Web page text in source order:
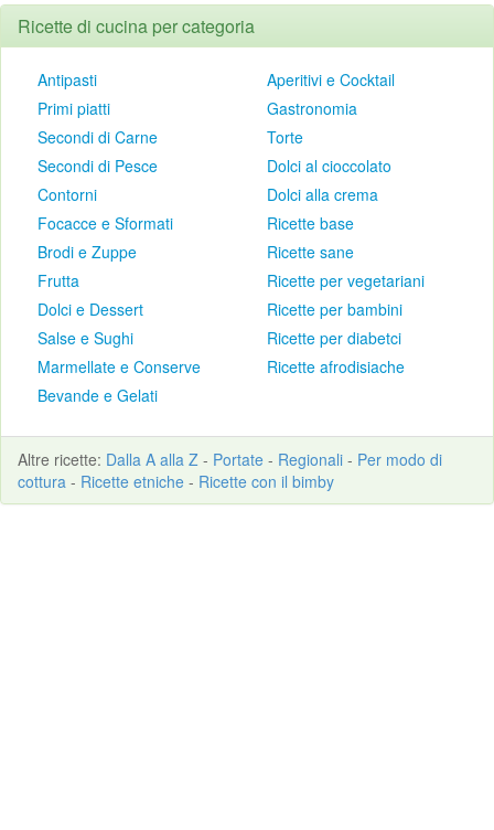
Ricette di cucina per categoria
Antipasti
Primi piatti
Secondi di Carne
Secondi di Pesce
Contorni
Focacce e Sformati
Brodi e Zuppe
Frutta
Dolci e Dessert
Salse e Sughi
Marmellate e Conserve
Bevande e Gelati
Aperitivi e Cocktail
Gastronomia
Torte
Dolci al cioccolato
Dolci alla crema
Ricette base
Ricette sane
Ricette per vegetariani
Ricette per bambini
Ricette per diabetci
Ricette afrodisiache
Altre ricette: Dalla A alla Z - Portate - Regionali - Per modo di
cottura - Ricette etniche - Ricette con il bimby